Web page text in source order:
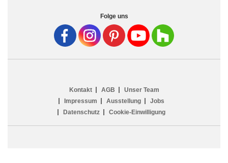
Folge uns
Kontakt AGB
Unser Team
Impressum
Ausstellung
Jobs
Datenschutz
Cookie-Einwilligung